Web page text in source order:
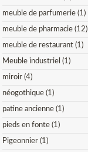
meuble de parfumerie (1)
meuble de pharmacie (12)
meuble de restaurant (1)
Meuble industriel (1)
miroir (4)
néogothique (1)
patine ancienne (1)
pieds en fonte (1)
Pigeonnier (1)